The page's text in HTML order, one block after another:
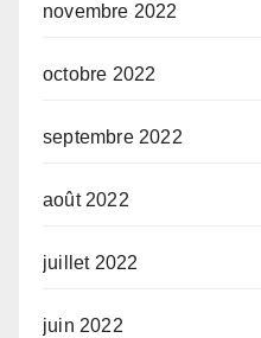
novembre 2022
octobre 2022
septembre 2022
août 2022
juillet 2022
juin 2022